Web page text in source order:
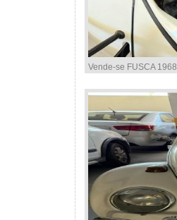
Vende-se FUSCA 1968